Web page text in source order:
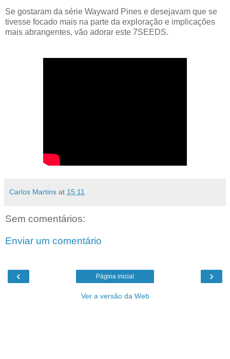
Se gostaram da série Wayward Pines e desejavam que se
tivesse focado mais na parte da exploração e implicações
mais abrangentes, vão adorar este 7SEEDS.
Carlos Martins at 15:11
Sem comentários:
Enviar um comentário
‹ ›
Página inicial
Ver a versão da Web